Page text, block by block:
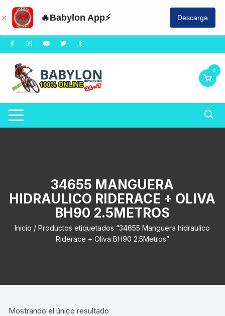
🔥Babylon App⚡ Descarga
Saltar
al
contenido
0
34655 MANGUERA
HIDRAULICO RIDERACE + OLIVA
BH90 2.5METROS
Inicio / Productos etiquetados “34655 Manguera hidraulico
Riderace + Oliva BH90 2.5Metros”
Mostrando el único resultado